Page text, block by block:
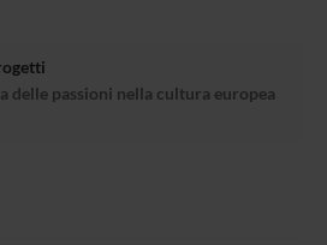
delle passioni nella cultura europea